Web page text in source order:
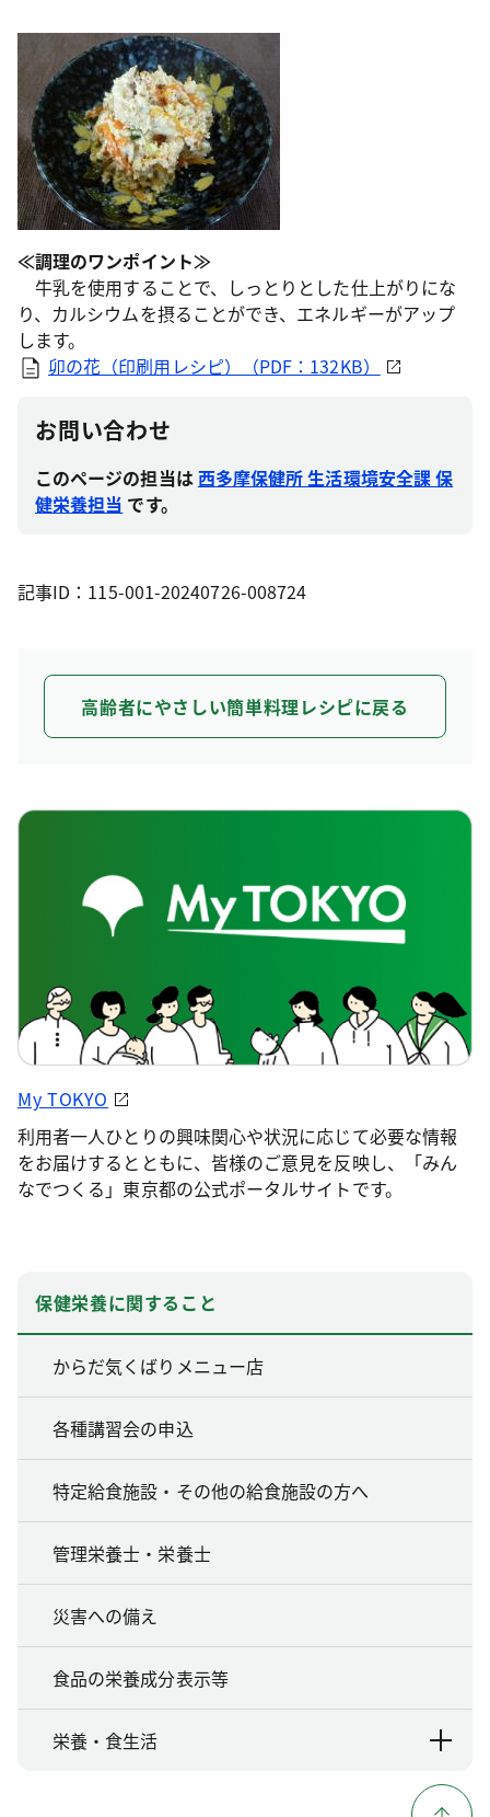
≪調理のワンポイント≫
牛乳を使用することで、しっとりとした仕上がりにな
り、カルシウムを摂ることができ、エネルギーがアップ
します。
卯の花（印刷用レシピ）（PDF：132KB）
お問い合わせ
このページの担当は西多摩保健所 生活環境安全課 保
健栄養担当 です。
記事ID：115-001-20240726-008724
高齢者にやさしい簡単料理レシピに戻る
My TOKYO
利用者一人ひとりの興味関心や状況に応じて必要な情報
をお届けするとともに、皆様のご意見を反映し、「みん
なでつくる」東京都の公式ポータルサイトです。
保健栄養に関すること
からだ気くばりメニュー店
各種講習会の申込
特定給食施設・その他の給食施設の方へ
管理栄養士・栄養士
災害への備え
食品の栄養成分表示等
栄養・食生活